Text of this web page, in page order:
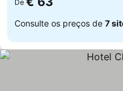
De
Consulte os preços de 7